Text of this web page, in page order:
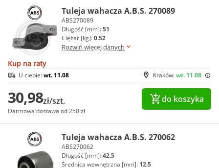
Tuleja wahacza A.B.S. 270089
ABS270089
Długość [mm]:51
Ciężar [kg]:0.52
Rozwiń więcej danych
Kup na raty
Kraków:wt. 11.08
U ciebie:wt. 11.08
30,98zł/szt.
Darmowa dostawa od 250 zł
do koszyka
Tuleja wahacza A.B.S. 270062
ABS270062
Długość [mm]:42.5
Średnica wewnętrzna [mm]: 12.5